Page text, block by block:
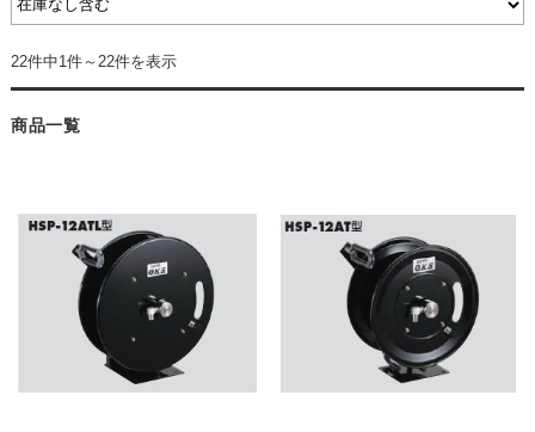
22件中1件～22件を表示
商品一覧